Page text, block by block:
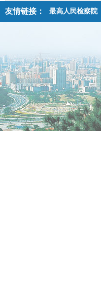
友情链接： 最高人民检察院